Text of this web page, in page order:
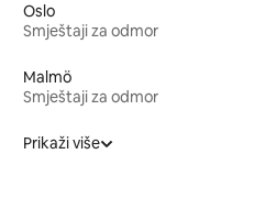
Oslo
Smještaji za odmor
Malmö
Smještaji za odmor
Prikaži više